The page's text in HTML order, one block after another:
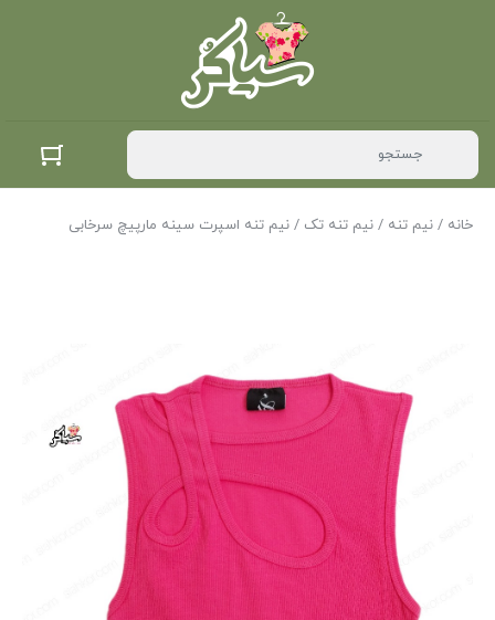
خانه / نیم تنه / نیم تنه تک / نیم تنه اسپرت سینه مارپیچ سرخابی